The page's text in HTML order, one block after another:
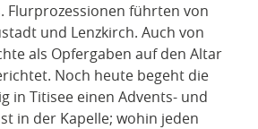
Flurprozessionen führten von
und Lenzkirch. Auch von
als Opfergaben auf den Altar
Noch heute begeht die
in Titisee einen Advents- und
in der Kapelle; wohin jeden